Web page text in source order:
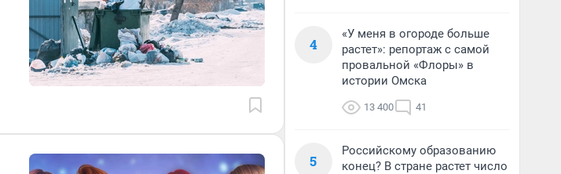
4
«У меня в огороде больше
растет»: репортаж с самой
провальной «Флоры» в
истории Омска
13 400 41
5
Российскому образованию
конец? В стране растет число